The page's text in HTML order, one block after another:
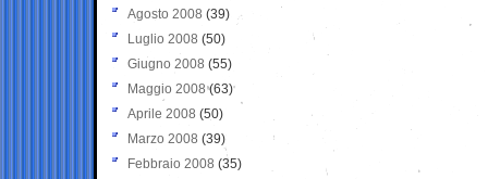
Agosto 2008 (39)
Luglio 2008 (50)
Giugno 2008 (55)
Maggio 2008(63)
Aprile 2008 (50)
Marzo 2008 (39)
Febbraio 2008 (35)